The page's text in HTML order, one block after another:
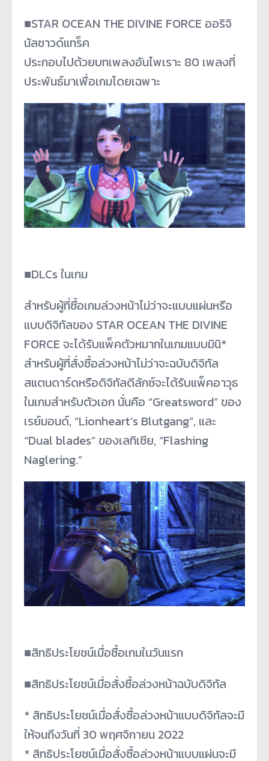
■STAR OCEAN THE DIVINE FORCE ออริจิ
นัลซาวด์แทร็ค
ประกอบไปด้วยบทเพลงอันไพเราะ 80 เพลงที่
ประพันธ์มาเพื่อเกมโดยเฉพาะ
■DLCs ในเกม
สำหรับผู้ที่ซื้อเกมล่วงหน้าไม่ว่าจะแบบแผ่นหรือ
แบบดิจิทัลของ STAR OCEAN THE DIVINE
FORCE จะได้รับแพ็คตัวหมากในเกมแบบมินิ*
สำหรับผู้ที่สั่งซื้อล่วงหน้าไม่ว่าจะฉบับดิจิทัล
สแตนดาร์ดหรือดิจิทัลดีลักซ์จะได้รับแพ็คอาวุธ
ในเกมสำหรับตัวเอก นั่นคือ “Greatsword” ของ
เรย์มอนด์, “Lionheart’s Blutgang”, และ
“Dual blades” ของเลทิเซีย, “Flashing
Naglering.”
■สิทธิประโยชน์เมื่อซื้อเกมในวันแรก
■สิทธิประโยชน์เมื่อสั่งซื้อล่วงหน้าฉบับดิจิทัล
* สิทธิประโยชน์เมื่อสั่งซื้อล่วงหน้าแบบดิจิทัลจะมี
ให้จนถึงวันที่ 30 พฤศจิกายน 2022
* สิทธิประโยชน์เมื่อสั่งซื้อล่วงหน้าแบบแผ่นจะมี